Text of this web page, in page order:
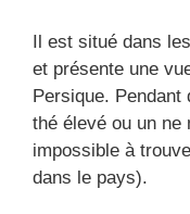
Il est situé dans
et présente une
Persique.
thé élevé ou un ne
impossible à
dans le pays).